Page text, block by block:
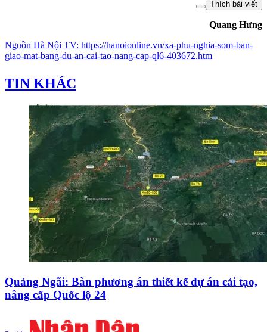
Thích bài viết
Quang Hưng
Nguồn Hà Nội TV: https://hanoionline.vn/xa-phu-nghia-som-ban-
giao-mat-bang-du-an-cai-tao-nang-cap-ql6-403672.htm
TIN KHÁC
Quảng Ngãi: Bàn phương án thiết kế dự án cải tạo,
nâng cấp Quốc lộ 24